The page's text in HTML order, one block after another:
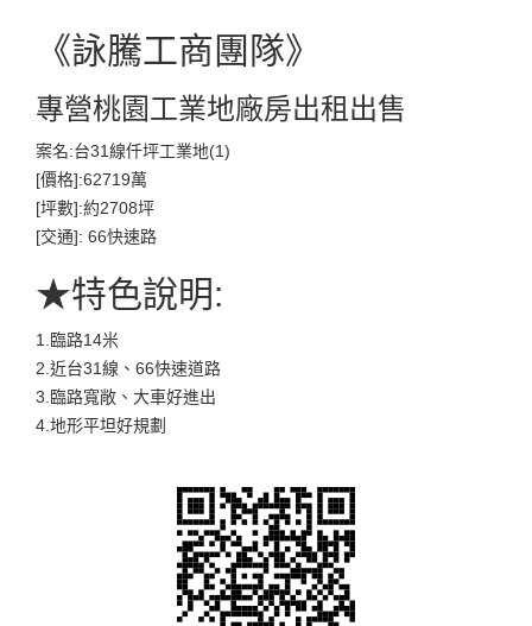
《詠騰工商團隊》
專營桃園工業地廠房出租出售
案名:台31線仟坪工業地(1)
[價格]:62719萬
[坪數]:約2708坪
[交通]: 66快速路
★特色說明:
1.臨路14米
2.近台31線、66快速道路
3.臨路寬敞、大車好進出
4.地形平坦好規劃